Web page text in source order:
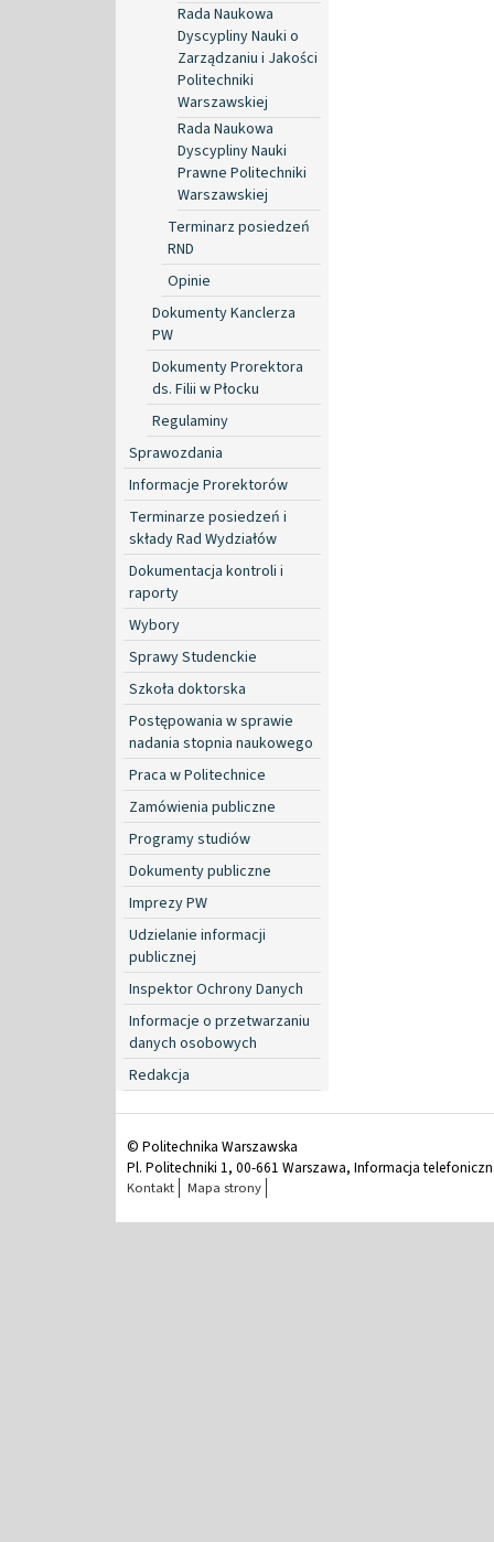
Rada Naukowa
Dyscypliny Nauki o
Zarządzaniu i Jakości
Politechniki
Warszawskiej
Rada Naukowa
Dyscypliny Nauki
Prawne Politechniki
Warszawskiej
Terminarz posiedzeń
RND
Opinie
Dokumenty Kanclerza
PW
Dokumenty Prorektora
ds. Filii w Płocku
Regulaminy
Sprawozdania
Informacje Prorektorów
Terminarze posiedzeń i
składy Rad Wydziałów
Dokumentacja kontroli i
raporty
Wybory
Sprawy Studenckie
Szkoła doktorska
Postępowania w sprawie
nadania stopnia naukowego
Praca w Politechnice
Zamówienia publiczne
Programy studiów
Dokumenty publiczne
Imprezy PW
Udzielanie informacji
publicznej
Inspektor Ochrony Danych
Informacje o przetwarzaniu
danych osobowych
Redakcja
© Politechnika Warszawska
Pl. Politechniki 1, 00-661 Warszawa, Informacja
Kontakt Mapa strony